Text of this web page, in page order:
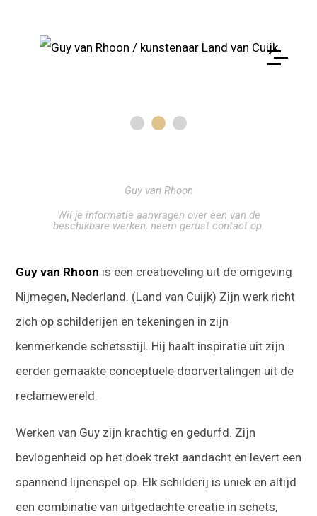
Guy van Rhoon
Wil je informatie aanvragen over een van de
beschikbare werken, neem gerust contact op.
Guy van Rhoon is een creatieveling uit de omgeving
Nijmegen, Nederland. (Land van Cuijk) Zijn werk richt
zich op schilderijen en tekeningen in zijn
kenmerkende schetsstijl. Hij haalt inspiratie uit zijn
eerder gemaakte conceptuele doorvertalingen uit de
reclamewereld.
Werken van Guy zijn krachtig en gedurfd. Zijn
bevlogenheid op het doek trekt aandacht en levert een
spannend lijnenspel op. Elk schilderij is uniek en altijd
een combinatie van uitgedachte creatie in schets,